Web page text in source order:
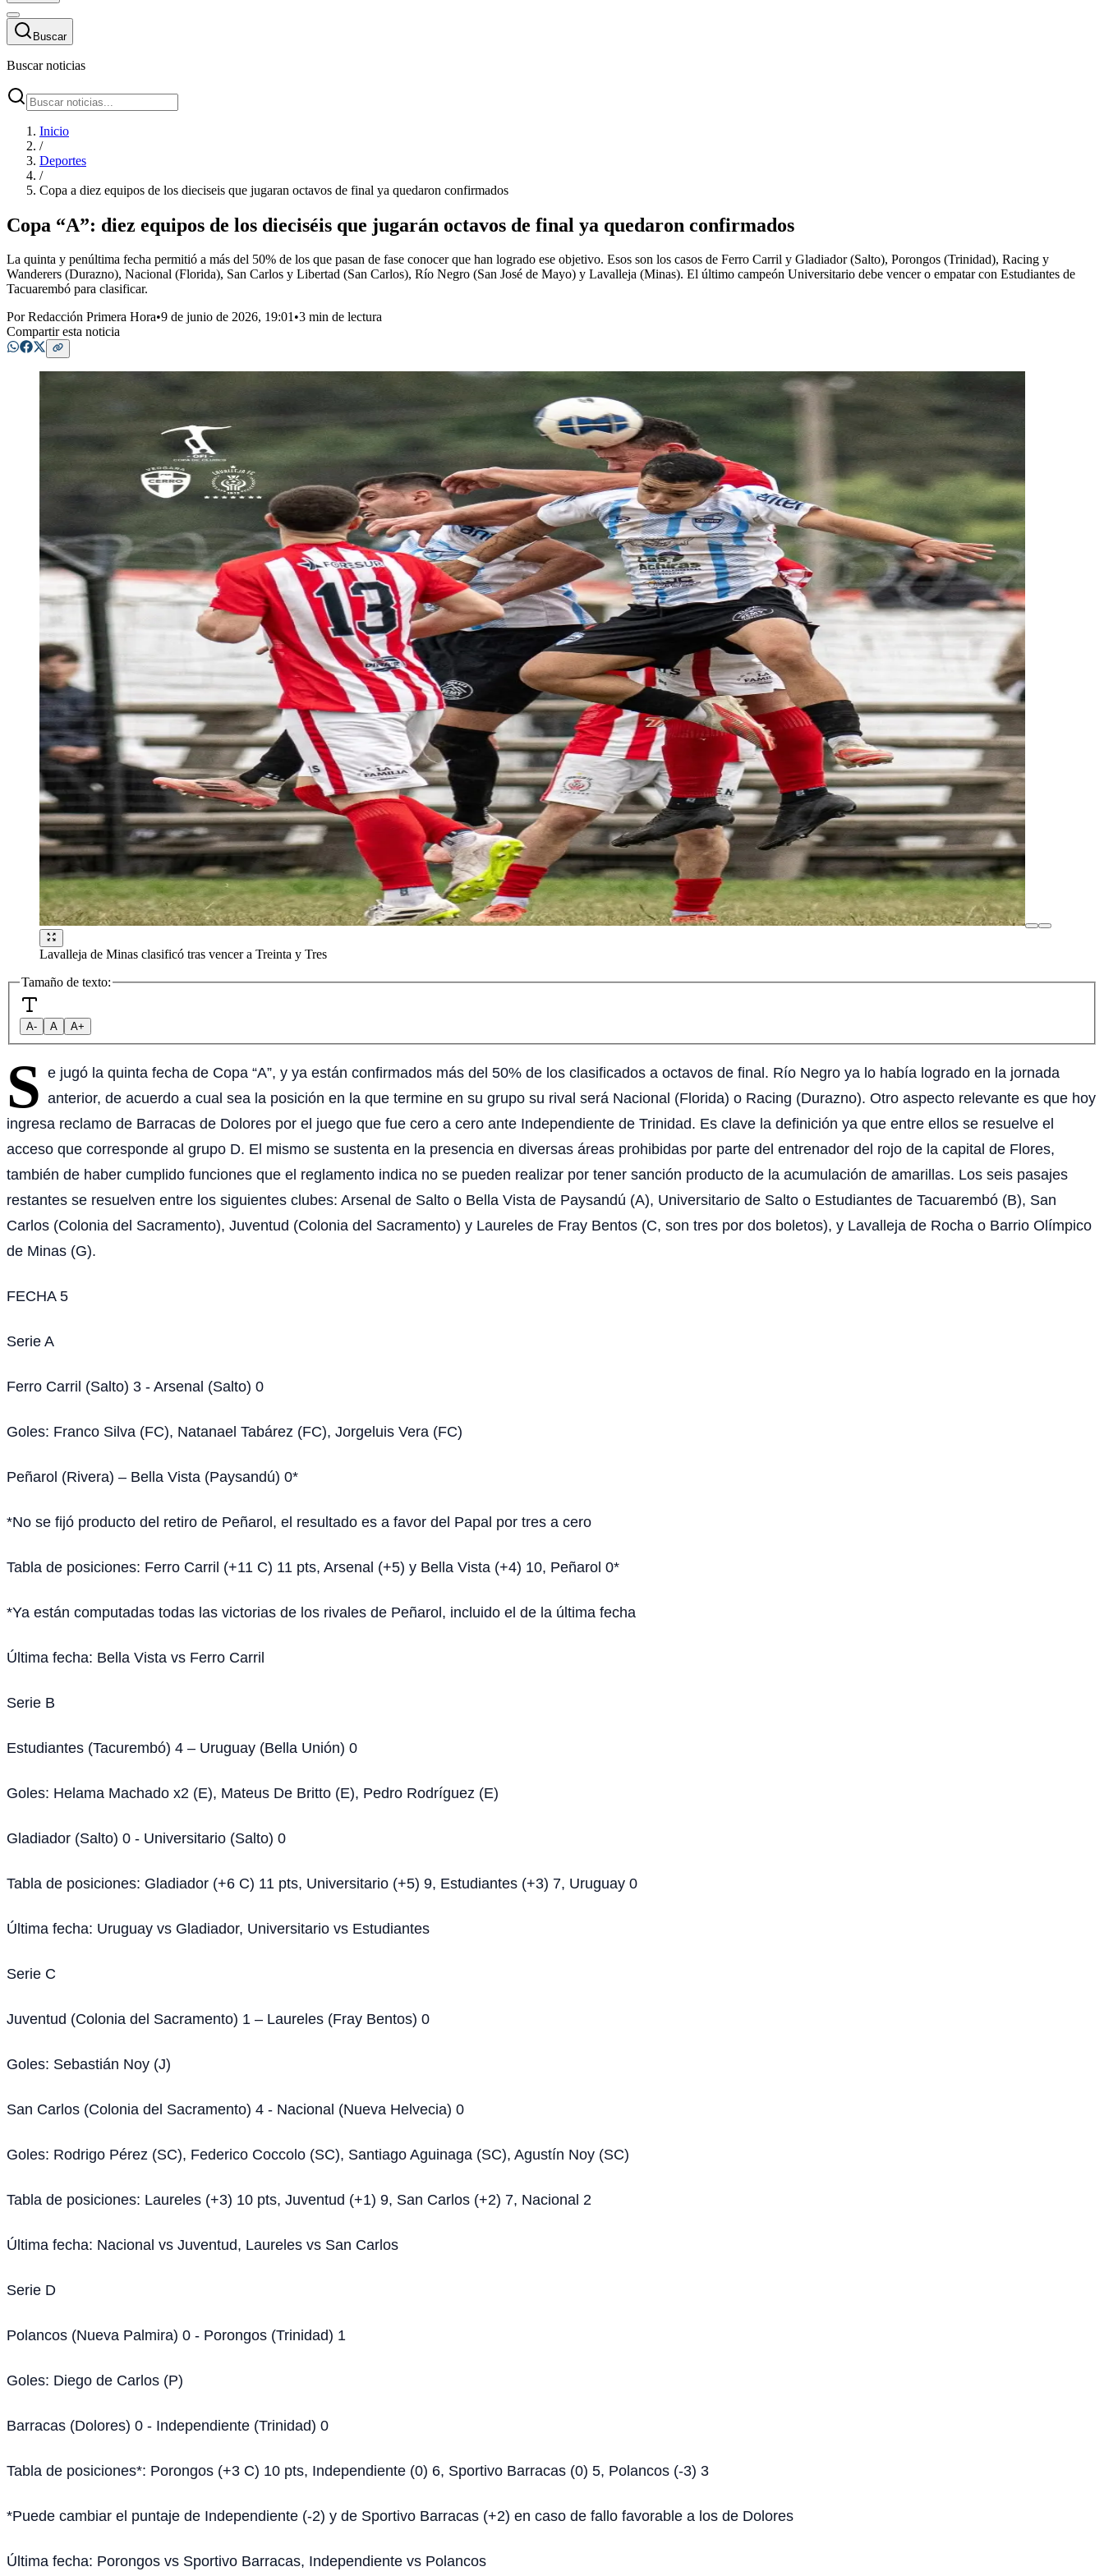
Buscar
Buscar noticias
Inicio
/
Deportes
/
Copa a diez equipos de los dieciseis que jugaran octavos de final ya quedaron confirmados
Copa “A”: diez equipos de los dieciséis que jugarán octavos de final ya quedaron confirmados
La quinta y penúltima fecha permitió a más del 50% de los que pasan de fase conocer que han logrado ese objetivo. Esos son los casos de Ferro Carril y Gladiador (Salto), Porongos (Trinidad), Racing y
Wanderers (Durazno), Nacional (Florida), San Carlos y Libertad (San Carlos), Río Negro (San José de Mayo) y Lavalleja (Minas). El último campeón Universitario debe vencer o empatar con Estudiantes de
Tacuarembó para clasificar.
PorRedacción Primera Hora•9 de junio de 2026, 19:01•3 min de lectura
Compartir esta noticia
Lavalleja de Minas clasificó tras vencer a Treinta y Tres
Tamaño de texto:
A- A A+
S e jugó la quinta fecha de Copa “A”, y ya están confirmados más del 50% de los clasificados a octavos de final. Río Negro ya lo había logrado en la jornada
anterior, de acuerdo a cual sea la posición en la que termine en su grupo su rival será Nacional (Florida) o Racing (Durazno). Otro aspecto relevante es que hoy
ingresa reclamo de Barracas de Dolores por el juego que fue cero a cero ante Independiente de Trinidad. Es clave la definición ya que entre ellos se resuelve el
acceso que corresponde al grupo D. El mismo se sustenta en la presencia en diversas áreas prohibidas por parte del entrenador del rojo de la capital de Flores,
también de haber cumplido funciones que el reglamento indica no se pueden realizar por tener sanción producto de la acumulación de amarillas. Los seis pasajes
restantes se resuelven entre los siguientes clubes: Arsenal de Salto o Bella Vista de Paysandú (A), Universitario de Salto o Estudiantes de Tacuarembó (B), San
Carlos (Colonia del Sacramento), Juventud (Colonia del Sacramento) y Laureles de Fray Bentos (C, son tres por dos boletos), y Lavalleja de Rocha o Barrio Olímpico
de Minas (G).
FECHA 5
Serie A
Ferro Carril (Salto) 3 - Arsenal (Salto) 0
Goles: Franco Silva (FC), Natanael Tabárez (FC), Jorgeluis Vera (FC)
Peñarol (Rivera) – Bella Vista (Paysandú) 0*
*No se fijó producto del retiro de Peñarol, el resultado es a favor del Papal por tres a cero
Tabla de posiciones: Ferro Carril (+11 C) 11 pts, Arsenal (+5) y Bella Vista (+4) 10, Peñarol 0*
*Ya están computadas todas las victorias de los rivales de Peñarol, incluido el de la última fecha
Última fecha: Bella Vista vs Ferro Carril
Serie B
Estudiantes (Tacurembó) 4 – Uruguay (Bella Unión) 0
Goles: Helama Machado x2 (E), Mateus De Britto (E), Pedro Rodríguez (E)
Gladiador (Salto) 0 - Universitario (Salto) 0
Tabla de posiciones: Gladiador (+6 C) 11 pts, Universitario (+5) 9, Estudiantes (+3) 7, Uruguay 0
Última fecha: Uruguay vs Gladiador, Universitario vs Estudiantes
Serie C
Juventud (Colonia del Sacramento) 1 – Laureles (Fray Bentos) 0
Goles: Sebastián Noy (J)
San Carlos (Colonia del Sacramento) 4 - Nacional (Nueva Helvecia) 0
Goles: Rodrigo Pérez (SC), Federico Coccolo (SC), Santiago Aguinaga (SC), Agustín Noy (SC)
Tabla de posiciones: Laureles (+3) 10 pts, Juventud (+1) 9, San Carlos (+2) 7, Nacional 2
Última fecha: Nacional vs Juventud, Laureles vs San Carlos
Serie D
Polancos (Nueva Palmira) 0 - Porongos (Trinidad) 1
Goles: Diego de Carlos (P)
Barracas (Dolores) 0 - Independiente (Trinidad) 0
Tabla de posiciones*: Porongos (+3 C) 10 pts, Independiente (0) 6, Sportivo Barracas (0) 5, Polancos (-3) 3
*Puede cambiar el puntaje de Independiente (-2) y de Sportivo Barracas (+2) en caso de fallo favorable a los de Dolores
Última fecha: Porongos vs Sportivo Barracas, Independiente vs Polancos